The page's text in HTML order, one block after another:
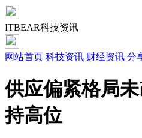
ITBEAR科技资讯
网站首页 科技资讯 财经资讯 分
供应偏紧格局
持高位